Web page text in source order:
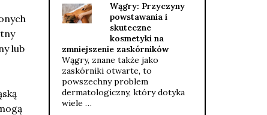
lub
Wągry: Przyczyny
powstawania i
skuteczne
kosmetyki na
zmniejszenie zaskórników
Wągry, znane także jako
zaskórniki otwarte, to
powszechny problem
dermatologiczny, który dotyka
wiele …